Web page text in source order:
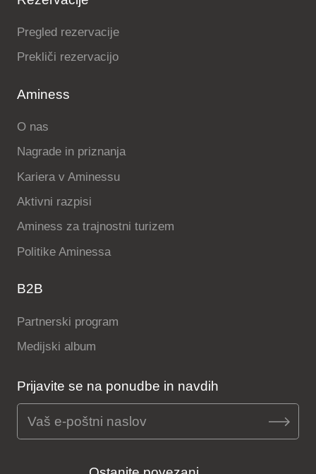
Pregled rezervacije
Prekliči rezervacijo
Aminess
O nas
Nagrade in priznanja
Kariera v Aminessu
Aktivni razpisi
Aminess za trajnostni turizem
Politike Aminessa
B2B
Partnerski program
Medijski album
Prijavite se na ponudbe in navdih